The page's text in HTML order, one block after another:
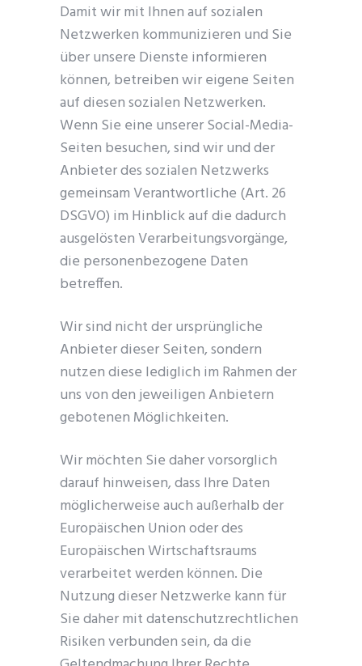
Damit wir mit Ihnen auf sozialen
Netzwerken kommunizieren und Sie
über unsere Dienste informieren
können, betreiben wir eigene Seiten
auf diesen sozialen Netzwerken.
Wenn Sie eine unserer Social-Media-
Seiten besuchen, sind wir und der
Anbieter des sozialen Netzwerks
gemeinsam Verantwortliche (Art. 26
DSGVO) im Hinblick auf die dadurch
ausgelösten Verarbeitungsvorgänge,
die personenbezogene Daten
betreffen.
Wir sind nicht der ursprüngliche
Anbieter dieser Seiten, sondern
nutzen diese lediglich im Rahmen der
uns von den jeweiligen Anbietern
gebotenen Möglichkeiten.
Wir möchten Sie daher vorsorglich
darauf hinweisen, dass Ihre Daten
möglicherweise auch außerhalb der
Europäischen Union oder des
Europäischen Wirtschaftsraums
verarbeitet werden können. Die
Nutzung dieser Netzwerke kann für
Sie daher mit datenschutzrechtlichen
Risiken verbunden sein, da die